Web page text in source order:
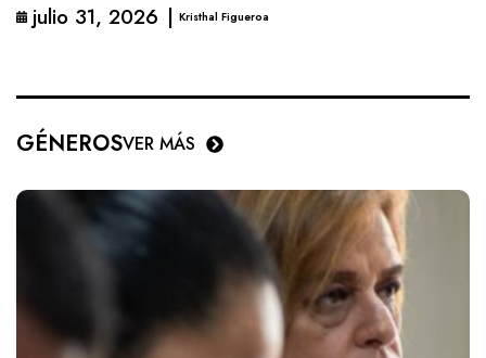
julio 31, 2026 | Kristhal Figueroa
GÉNEROSVER MÁS